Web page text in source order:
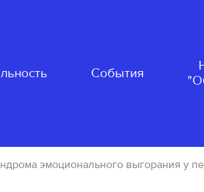
События
эмоционального выгорания у